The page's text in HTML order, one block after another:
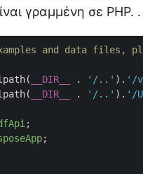
γραμμένη σε PHP. .
and data files,
__DIR__ . '/..' ). '/
__DIR__ . '/..' ). '/
;